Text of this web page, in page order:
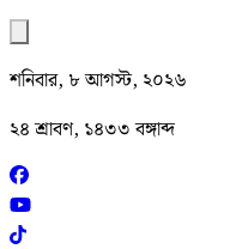
শনিবার, ৮ আগস্ট, ২০২৬
২৪ শ্রাবণ, ১৪৩৩ বঙ্গাব্দ